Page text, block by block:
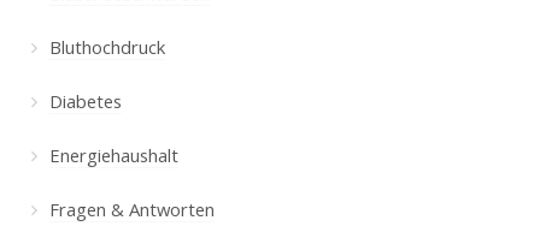
Bluthochdruck
Diabetes
Energiehaushalt
Fragen & Antworten